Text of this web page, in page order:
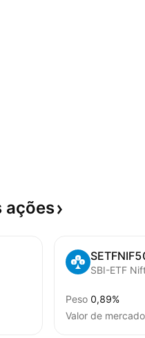
ações
SBI-ETF
Peso 0,89%
Valor de mercado